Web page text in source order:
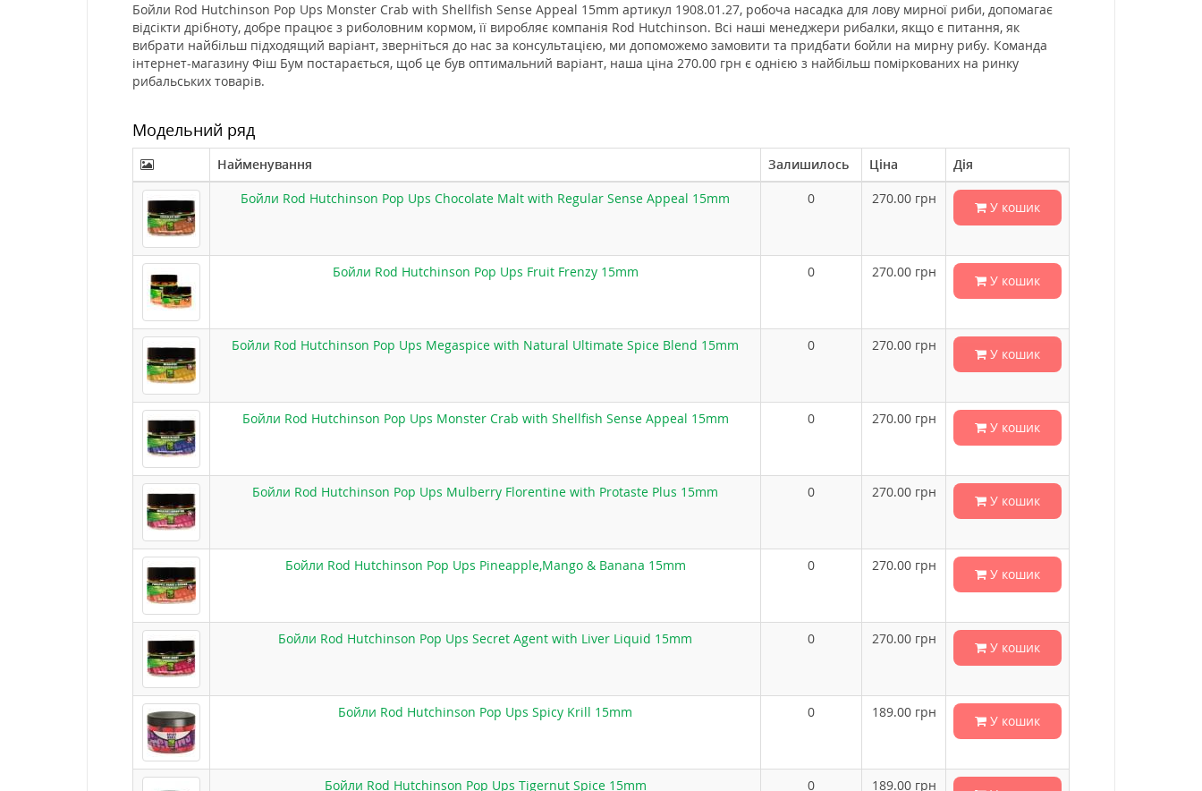
Бойли Rod Hutchinson Pop Ups Monster Crab with Shellfish Sense Appeal 15mm артикул 1908.01.27, робоча насадка для лову мирної риби, допомагає
відсікти дрібноту, добре працює з риболовним кормом, її виробляє компанія Rod Hutchinson. Всі наші менеджери рибалки, якщо є питання, як
вибрати найбільш підходящий варіант, зверніться до нас за консультацією, ми допоможемо замовити та придбати бойли на мирну рибу. Команда
інтернет-магазину Фіш Бум постарається, щоб це був оптимальний варіант, наша ціна 270.00 грн є однією з найбільш поміркованих на ринку
рибальських товарів.
Модельний ряд
Найменування Залишилось Ціна
Дія
Бойли Rod Hutchinson Pop Ups Chocolate Malt with Regular Sense Appeal 15mm
0 270.00грн
У кошик
Бойли Rod Hutchinson Pop Ups Fruit Frenzy 15mm 0 270.00грн
У кошик
Бойли Rod Hutchinson Pop Ups Megaspice with Natural Ultimate Spice Blend 15mm 0 270.00грн
У кошик
Бойли Rod Hutchinson Pop Ups Monster Crab with Shellfish Sense Appeal 15mm 0 270.00грн
У кошик
Бойли Rod Hutchinson Pop Ups Mulberry Florentine with Protaste Plus 15mm 0 270.00грн
У кошик
Бойли Rod Hutchinson Pop Ups Pineapple,Mango & Banana 15mm 0 270.00грн
У кошик
Бойли Rod Hutchinson Pop Ups Secret Agent with Liver Liquid 15mm 0 270.00грн
У кошик
Бойли Rod Hutchinson Pop Ups Spicy Krill 15mm 0 189.00грн
У кошик
Бойли Rod Hutchinson Pop Ups Tigernut Spice 15mm 0 189.00грн